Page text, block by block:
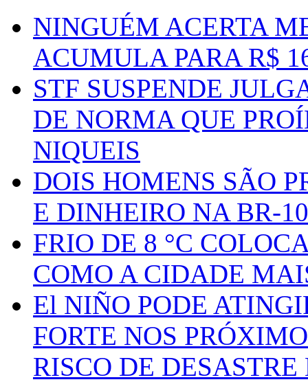
NINGUÉM ACERTA
ACUMULA PARA R$
STF SUSPENDE
DE NORMA QUE
NIQUEIS
DOIS HOMENS SÃO
E DINHEIRO NA BR-
FRIO DE 8 °C
COMO A CIDADE
El NIÑO PODE
FORTE NOS
RISCO DE